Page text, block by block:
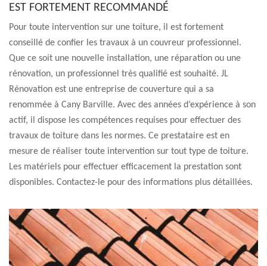
EST FORTEMENT RECOMMANDÉ
Pour toute intervention sur une toiture, il est fortement
conseillé de confier les travaux à un couvreur professionnel.
Que ce soit une nouvelle installation, une réparation ou une
rénovation, un professionnel très qualifié est souhaité. JL
Rénovation est une entreprise de couverture qui a sa
renommée à Cany Barville. Avec des années d’expérience à son
actif, il dispose les compétences requises pour effectuer des
travaux de toiture dans les normes. Ce prestataire est en
mesure de réaliser toute intervention sur tout type de toiture.
Les matériels pour effectuer efficacement la prestation sont
disponibles. Contactez-le pour des informations plus détaillées.